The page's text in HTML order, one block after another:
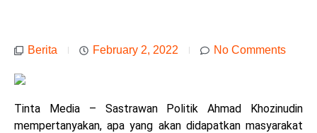
Berita February 2, 2022 No Comments
Tinta Media – Sastrawan Politik Ahmad Khozinudin
mempertanyakan, apa yang akan didapatkan masyarakat